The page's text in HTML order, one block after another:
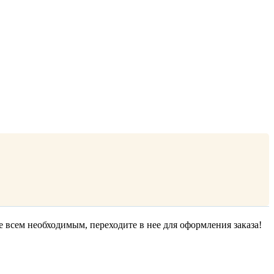
необходимым, переходите в нее для оформления заказа!